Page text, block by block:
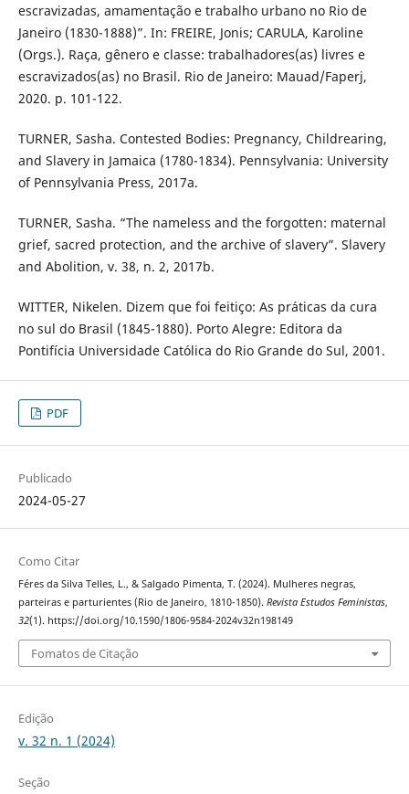
escravizadas, amamentação e trabalho urbano no Rio de
Janeiro (1830-1888)”. In: FREIRE, Jonis; CARULA, Karoline
(Orgs.). Raça, gênero e classe: trabalhadores(as) livres e
escravizados(as) no Brasil. Rio de Janeiro: Mauad/Faperj,
2020. p. 101-122.
TURNER, Sasha. Contested Bodies: Pregnancy, Childrearing,
and Slavery in Jamaica (1780-1834). Pennsylvania: University
of Pennsylvania Press, 2017a.
TURNER, Sasha. “The nameless and the forgotten: maternal
grief, sacred protection, and the archive of slavery”. Slavery
and Abolition, v. 38, n. 2, 2017b.
WITTER, Nikelen. Dizem que foi feitiço: As práticas da cura
no sul do Brasil (1845-1880). Porto Alegre: Editora da
Pontifícia Universidade Católica do Rio Grande do Sul, 2001.
PDF
Publicado
2024-05-27
Como Citar
Féres da Silva Telles, L., & Salgado Pimenta, T. (2024). Mulheres negras,
parteiras e parturientes (Rio de Janeiro, 1810-1850). Revista Estudos Feministas,
32(1). https://doi.org/10.1590/1806-9584-2024v32n198149
Fomatos de Citação
Edição
v. 32 n. 1 (2024)
Seção